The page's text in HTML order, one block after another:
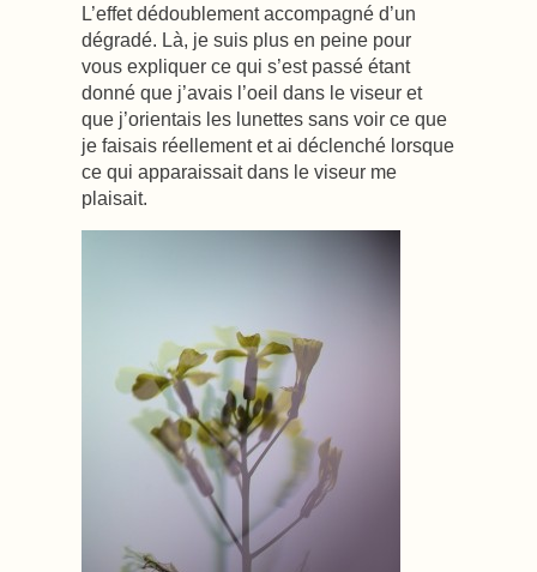
L’effet dédoublement accompagné d’un
dégradé. Là, je suis plus en peine pour
vous expliquer ce qui s’est passé étant
donné que j’avais l’oeil dans le viseur et
que j’orientais les lunettes sans voir ce que
je faisais réellement et ai déclenché lorsque
ce qui apparaissait dans le viseur me
plaisait.